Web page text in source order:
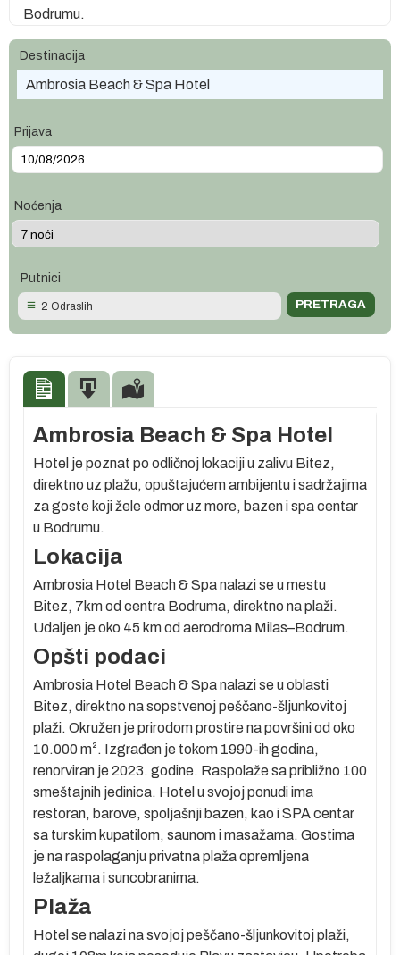
Bodrumu.
Destinacija
Ambrosia Beach & Spa Hotel
Prijava
Noćenja
Putnici
2 Odraslih
Ambrosia Beach & Spa Hotel
Hotel je poznat po odličnoj lokaciji u zalivu Bitez,
direktno uz plažu, opuštajućem ambijentu i sadržajima
za goste koji žele odmor uz more, bazen i spa centar
u Bodrumu.
Lokacija
Ambrosia Hotel Beach & Spa nalazi se u mestu
Bitez, 7km od centra Bodruma, direktno na plaži.
Udaljen je oko 45 km od aerodroma Milas–Bodrum.
Opšti podaci
Ambrosia Hotel Beach & Spa nalazi se u oblasti
Bitez, direktno na sopstvenoj peščano-šljunkovitoj
plaži. Okružen je prirodom prostire na površini od oko
10.000 m². Izgrađen je tokom 1990-ih godina,
renorviran je 2023. godine. Raspolaže sa približno 100
smeštajnih jedinica. Hotel u svojoj ponudi ima
restoran, barove, spoljašnji bazen, kao i SPA centar
sa turskim kupatilom, saunom i masažama. Gostima
je na raspolaganju privatna plaža opremljena
ležaljkama i suncobranima.
Plaža
Hotel se nalazi na svojoj peščano-šljunkovitoj plaži,